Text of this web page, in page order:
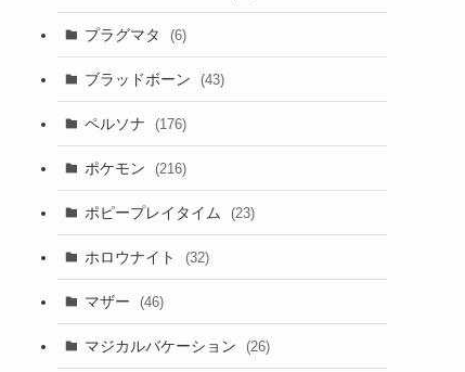
プラグマタ (6)
ブラッドボーン (43)
ペルソナ (176)
ポケモン (216)
ポピープレイタイム (23)
ホロウナイト (32)
マザー (46)
マジカルバケーション (26)